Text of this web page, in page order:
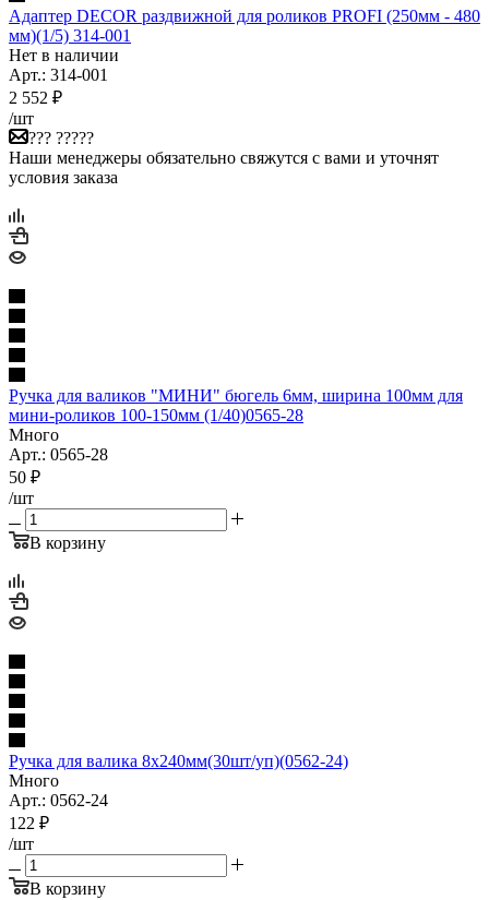
Адаптер DЕCOR раздвижной для роликов PROFI (250мм - 480
мм)(1/5) 314-001
Нет в наличии
Арт.: 314-001
2 552 ₽
/шт
??? ?????
Наши менеджеры обязательно свяжутся с вами и уточнят
условия заказа
Ручка для валиков "МИНИ" бюгель 6мм, ширина 100мм для
мини-роликов 100-150мм (1/40)0565-28
Много
Арт.: 0565-28
50 ₽
/шт
В корзину
Ручка для валика 8х240мм(30шт/уп)(0562-24)
Много
Арт.: 0562-24
122 ₽
/шт
В корзину